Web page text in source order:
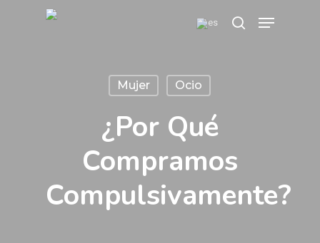
search
Menu
Mujer Ocio
¿Por Qué
Compramos
Compulsivamente?